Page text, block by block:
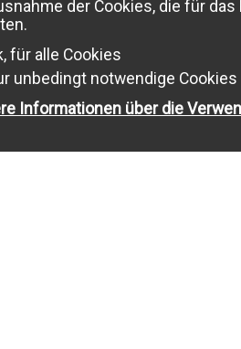
der Cookies, die für
für alle Cookies
unbedingt notwendige Cookies
Informationen über die